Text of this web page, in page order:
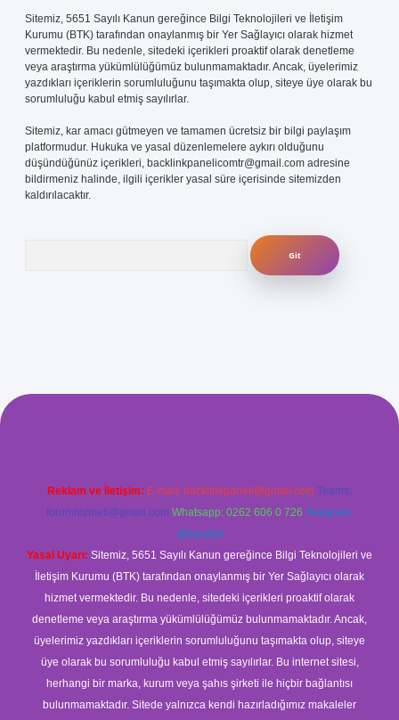
Sitemiz, 5651 Sayılı Kanun gereğince Bilgi Teknolojileri ve İletişim
Kurumu (BTK) tarafından onaylanmış bir Yer Sağlayıcı olarak hizmet
vermektedir. Bu nedenle, sitedeki içerikleri proaktif olarak denetleme
veya araştırma yükümlülüğümüz bulunmamaktadır. Ancak, üyelerimiz
yazdıkları içeriklerin sorumluluğunu taşımakta olup, siteye üye olarak bu
sorumluluğu kabul etmiş sayılırlar.
Sitemiz, kar amacı gütmeyen ve tamamen ücretsiz bir bilgi paylaşım
platformudur. Hukuka ve yasal düzenlemelere aykırı olduğunu
düşündüğünüz içerikleri, backlinkpanelicomtr@gmail.com adresine
bildirmeniz halinde, ilgili içerikler yasal süre içerisinde sitemizden
kaldırılacaktır.
Reklam ve İletişim: E-mail: backlinkpaneli@gmail.com Teams:
forumhizmeti@gmail.com Whatsapp: 0262 606 0 726 Telegram:
@karabul
Yasal Uyarı: Sitemiz, 5651 Sayılı Kanun gereğince Bilgi Teknolojileri ve
İletişim Kurumu (BTK) tarafından onaylanmış bir Yer Sağlayıcı olarak
hizmet vermektedir. Bu nedenle, sitedeki içerikleri proaktif olarak
denetleme veya araştırma yükümlülüğümüz bulunmamaktadır. Ancak,
üyelerimiz yazdıkları içeriklerin sorumluluğunu taşımakta olup, siteye
üye olarak bu sorumluluğu kabul etmiş sayılırlar. Bu internet sitesi,
herhangi bir marka, kurum veya şahıs şirketi ile hiçbir bağlantısı
bulunmamaktadır. Sitede yalnızca kendi hazırladığımız makaleler